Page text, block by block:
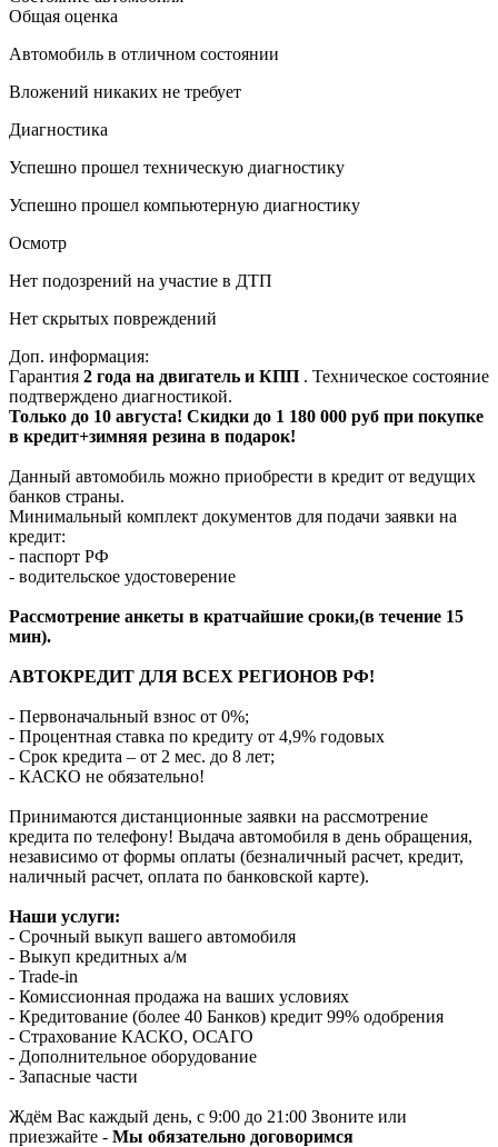
Общая оценка
Автомобиль в отличном состоянии
Вложений никаких не требует
Диагностика
Успешно прошел техническую диагностику
Успешно прошел компьютерную диагностику
Осмотр
Нет подозрений на участие в ДТП
Нет скрытых повреждений
Доп. информация:
Гарантия 2 года на двигатель и КПП . Техническое состояние
подтверждено диагностикой.
Только до 10 августа! Скидки до 1 180 000 руб при покупке
в кредит+зимняя резина в подарок!
Данный автомобиль можно приобрести в кредит от ведущих
банков страны.
Минимальный комплект документов для подачи заявки на
кредит:
- паспорт РФ
- водительское удостоверение
Рассмотрение анкеты в кратчайшие сроки,(в течение 15
мин).
АВТОКРЕДИТ ДЛЯ ВСЕХ РЕГИОНОВ РФ!
- Первоначальный взнос от 0%;
- Процентная ставка по кредиту от 4,9% годовых
- Срок кредита – от 2 мес. до 8 лет;
- КАСКО не обязательно!
Принимаются дистанционные заявки на рассмотрение
кредита по телефону! Выдача автомобиля в день обращения,
независимо от формы оплаты (безналичный расчет, кредит,
наличный расчет, оплата по банковской карте).
Наши услуги:
- Срочный выкуп вашего автомобиля
- Выкуп кредитных а/м
- Trade-in
- Комиссионная продажа на ваших условиях
- Кредитование (более 40 Банков) кредит 99% одобрения
- Страхование КАСКО, ОСАГО
- Дополнительное оборудование
- Запасные части
Ждём Вас каждый день, с 9:00 до 21:00 Звоните или
приезжайте - Мы обязательно договоримся